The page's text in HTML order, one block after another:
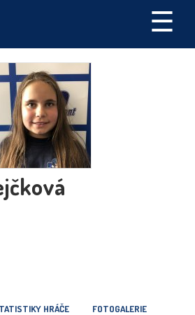
☰
HRÁČE FOTOGALERIE